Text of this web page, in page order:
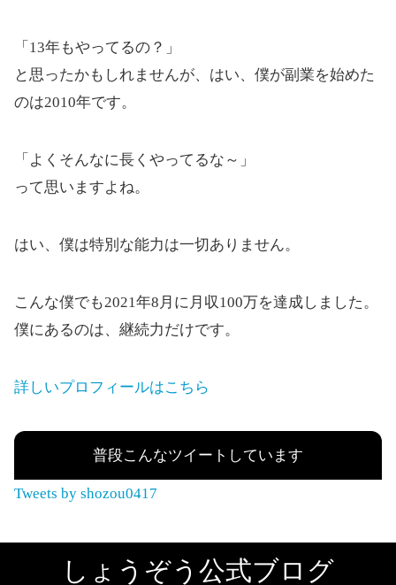
「13年もやってるの？」
と思ったかもしれませんが、はい、僕が副業を始めた
のは2010年です。
「よくそんなに長くやってるな～」
って思いますよね。
はい、僕は特別な能力は一切ありません。
こんな僕でも2021年8月に月収100万を達成しました。
僕にあるのは、継続力だけです。
詳しいプロフィールはこちら
普段こんなツイートしています
Tweets by shozou0417
しょうぞう公式ブログ